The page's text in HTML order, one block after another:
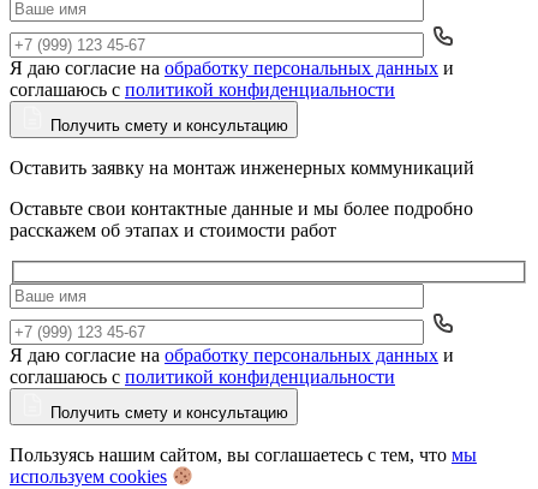
Да
Я даю согласие на обработку персональных данных и
соглашаюсь с политикой конфиденциальности
Получить смету и консультацию
Оставить заявку на монтаж инженерных коммуникаций
Оставьте свои контактные данные и мы более подробно
расскажем об этапах и стоимости работ
Да
Я даю согласие на обработку персональных данных и
соглашаюсь с политикой конфиденциальности
Получить смету и консультацию
Пользуясь нашим сайтом, вы соглашаетесь с тем, что мы
используем cookies